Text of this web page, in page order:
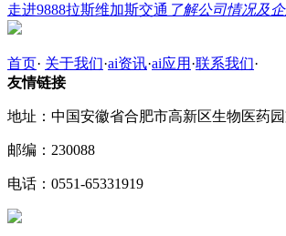
走进9888拉斯维加斯交通 了解公司情况及
首页· 关于我们·ai资讯·ai应用 ·联系我们·
友情链接
地址：中国安徽省合肥市高新区生物医药
邮编：230088
电话：0551-65331919